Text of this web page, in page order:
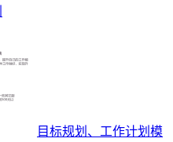
目标规划、工作计划模